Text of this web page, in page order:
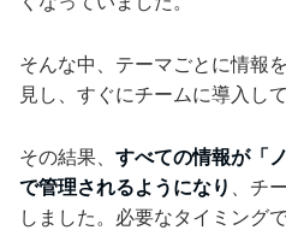
そんな中、テーマごとに情報
見し、すぐにチームに導入し
その結果、 すべての情報が「
で管理されるようになり
、チ
しました。必要なタイミング